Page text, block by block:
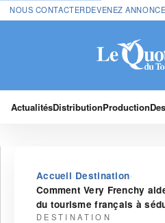
NOUS CONTACTERDEVENEZ
ActualitésDistributionProduction
Accueil›Destination›
Comment Very Frenchy
du tourisme français à
DESTINATION